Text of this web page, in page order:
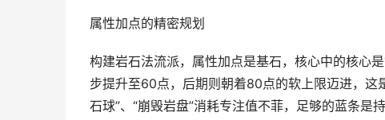
属性加点的精密规划
构建岩石法流派，属性加点是基石，核心中的核心
步提升至60点，后期则朝着80点的软上限迈进，这
石球”、“崩毁岩盘”消耗专注值不菲，足够的蓝条